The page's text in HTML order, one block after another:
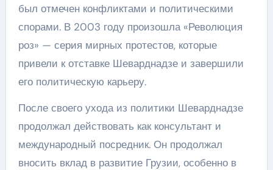
был отмечен конфликтами и политическими
спорами. В 2003 году произошла «Революция
роз» — серия мирных протестов, которые
привели к отставке Шеварднадзе и завершили
его политическую карьеру.
После своего ухода из политики Шеварднадзе
продолжал действовать как консультант и
международный посредник. Он продолжал
вносить вклад в развитие Грузии, особенно в